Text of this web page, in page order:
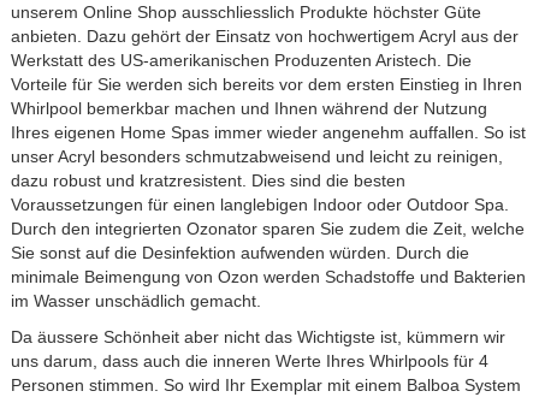
unserem Online Shop ausschliesslich Produkte höchster Güte
anbieten. Dazu gehört der Einsatz von hochwertigem Acryl aus der
Werkstatt des US-amerikanischen Produzenten Aristech. Die
Vorteile für Sie werden sich bereits vor dem ersten Einstieg in Ihren
Whirlpoolbemerkbar machen und Ihnen während der Nutzung
Ihres eigenen Home Spas immer wieder angenehm auffallen. So ist
unser Acryl besonders schmutzabweisend und leicht zu reinigen,
dazu robust und kratzresistent. Dies sind die besten
Voraussetzungen für einen langlebigen Indoor oder Outdoor Spa.
Durch den integrierten Ozonator sparen Sie zudem die Zeit, welche
Sie sonst auf die Desinfektion aufwenden würden. Durch die
minimale Beimengung von Ozon werden Schadstoffe und Bakterien
im Wasser unschädlich gemacht.
Da äussere Schönheit aber nicht das Wichtigste ist, kümmern wir
uns darum, dass auch die inneren Werte Ihres Whirlpools für 4
Personen stimmen. So wird Ihr Exemplar mit einem Balboa System